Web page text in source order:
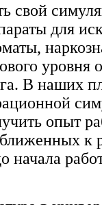
свой
для
уровня
В наших
опыт
к
начала